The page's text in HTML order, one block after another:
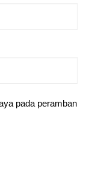
pada peramban